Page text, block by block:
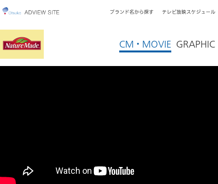
ブランド名から探す テレビ放映スケジュール
CM・MOVIE GRAPHIC